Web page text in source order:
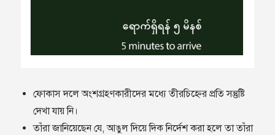
ফোকাস দলে অংশগ্রহণকারীদের মধ্যে তীরচিহ্নের প্রতি সন্তুষ্টি
দেখা যায় নি।
তাঁরা জানিয়েছেন যে, আঙুল দিয়ে দিক নির্দেশ করা হলে তা তাঁরা